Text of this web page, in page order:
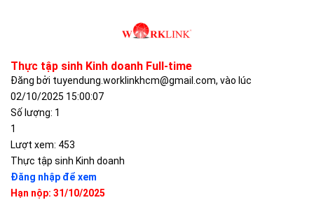
Thực tập sinh Kinh doanh Full-time
Đăng bởi tuyendung.worklinkhcm@gmail.com, vào lúc
02/10/2025 15:00:07
Số lượng: 1
1
Lượt xem: 453
Thực tập sinh Kinh doanh
Đăng nhập để xem
Hạn nộp: 31/10/2025